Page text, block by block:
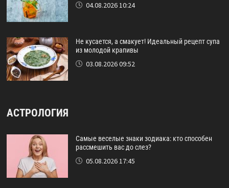
04.08.2026 10:24
Не кусается, а смакует! Идеальный рецепт супа
из молодой крапивы
03.08.2026 09:52
АСТРОЛОГИЯ
Самые веселые знаки зодиака: кто способен
рассмешить вас до слез?
05.08.2026 17:45